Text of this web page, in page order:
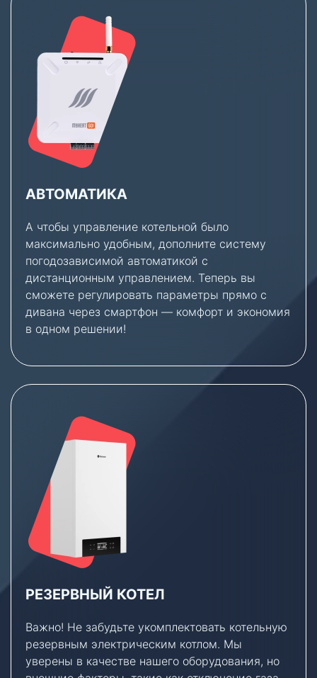
АВТОМАТИКА
А чтобы управление котельной было
максимально удобным, дополните систему
погодозависимой автоматикой с
дистанционным управлением. Теперь вы
сможете регулировать параметры прямо с
дивана через смартфон — комфорт и экономия
в одном решении!
РЕЗЕРВНЫЙ КОТЕЛ
Важно! Не забудьте укомплектовать котельную
резервным электрическим котлом. Мы
уверены в качестве нашего оборудования, но